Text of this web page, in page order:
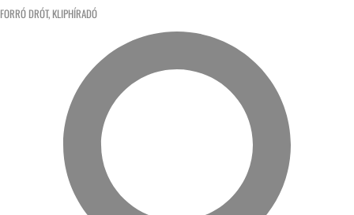
FORRÓ DRÓT, KLIPHÍRADÓ